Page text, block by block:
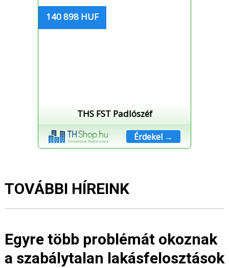
140 898 HUF
THS FST Padlószéf
Érdekel →
TOVÁBBI HÍREINK
Egyre több problémát okoznak
a szabálytalan lakásfelosztások